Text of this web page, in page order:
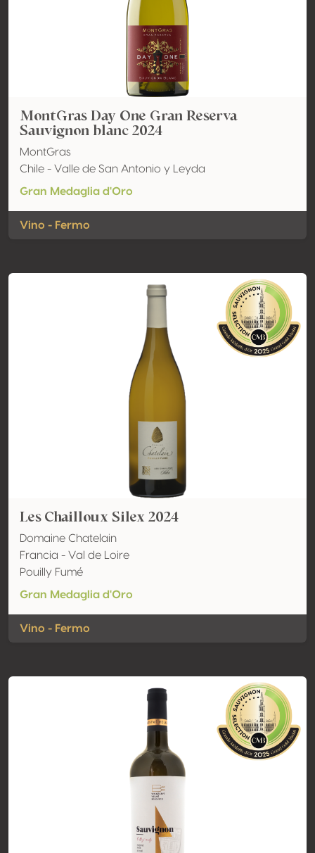
MontGras Day One Gran Reserva
Sauvignon blanc 2024
MontGras
Chile - Valle de San Antonio y Leyda
Gran Medaglia d'Oro
Vino - Fermo
Les Chailloux Silex 2024
Domaine Chatelain
Francia - Val de Loire
Pouilly Fumé
Gran Medaglia d'Oro
Vino - Fermo